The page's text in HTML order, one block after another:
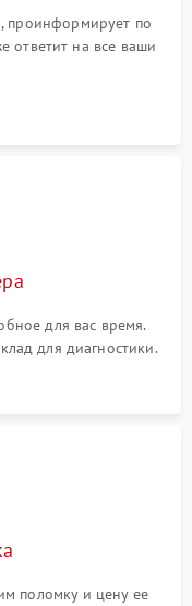
проинформирует по
ответит на все ваши
для вас время.
для диагностики.
поломку и цену ее